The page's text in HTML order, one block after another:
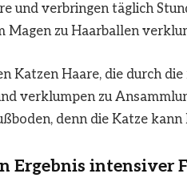
und verbringen täglich
Magen zu Haarballen
Katzen Haare, die durch
verklumpen zu
denn die Katze
Ergebnis intensiver